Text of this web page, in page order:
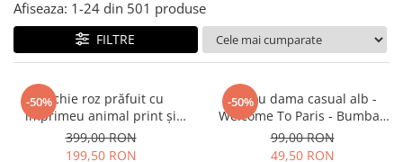
Tricouri si topuri
Rochii de eveniment
Afiseaza: 1-24 din 501 produse
FILTRE
-50%Rochie roz prăfuit cu
imprimeu animal print și
curea
399,00 RON
199,50 RON
-50%
Tricou dama casual alb -
Welcome To Paris - Bumbac
Organic
99,00 RON
49,50 RON